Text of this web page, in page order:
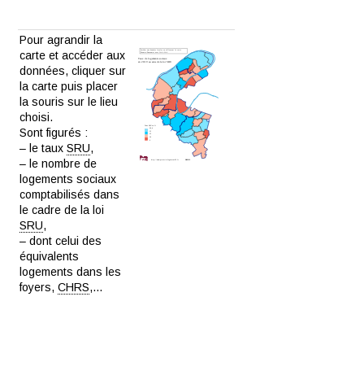
Pour agrandir la
carte et accéder aux
données, cliquer sur
la carte puis placer
la souris sur le lieu
choisi.
Sont figurés :
– le tauxSRU,
– le nombre de
logements sociaux
comptabilisés dans
le cadre de la loi
SRU,
– dont celui des
équivalents
logements dans les
foyers,CHRS,…